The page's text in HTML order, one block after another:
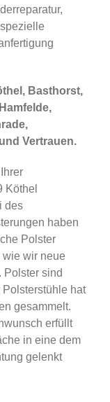
Basthorst,
Vertrauen.
Köthel
des
haben
Polster
wie wir neue
Polster sind
hat
gesammelt.
erfüllt
in eine dem
gelenkt